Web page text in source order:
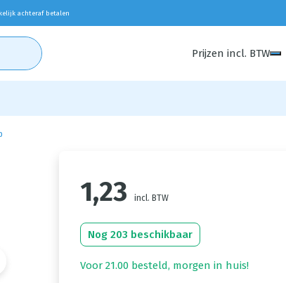
achteraf betalen
Prijzen incl. BTW
1,23 incl. BTW
Nog 203 beschikbaar
Voor 21.00 besteld, morgen in huis!